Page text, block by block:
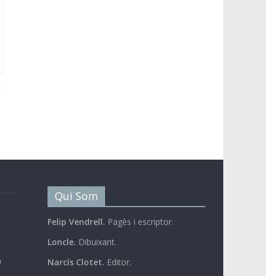
Qui Som
Felip Vendrell. Pagès i escriptor.
Loncle. Dibuixant.
Narcís Clotet. Editor.